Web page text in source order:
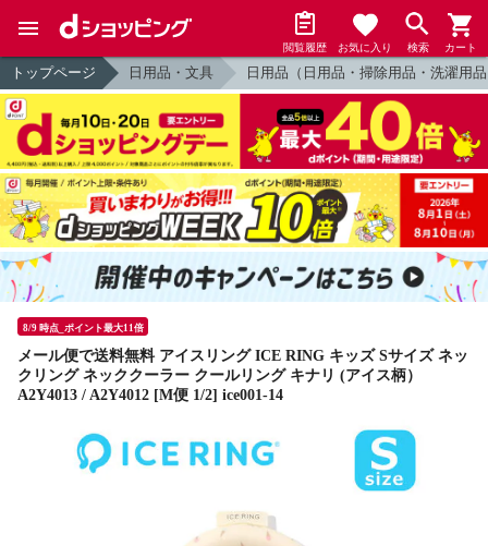
閲覧履歴 お気に入り 検索 カート
トップページ 日用品・文具 日用品（日用品・掃除用品・洗濯用
8/9 時点_ポイント最大11倍
メール便で送料無料 アイスリング ICE RING キッズ Sサイズ ネッ
クリング ネッククーラー クールリング キナリ (アイス柄）
A2Y4013 / A2Y4012 [M便 1/2] ice001-14